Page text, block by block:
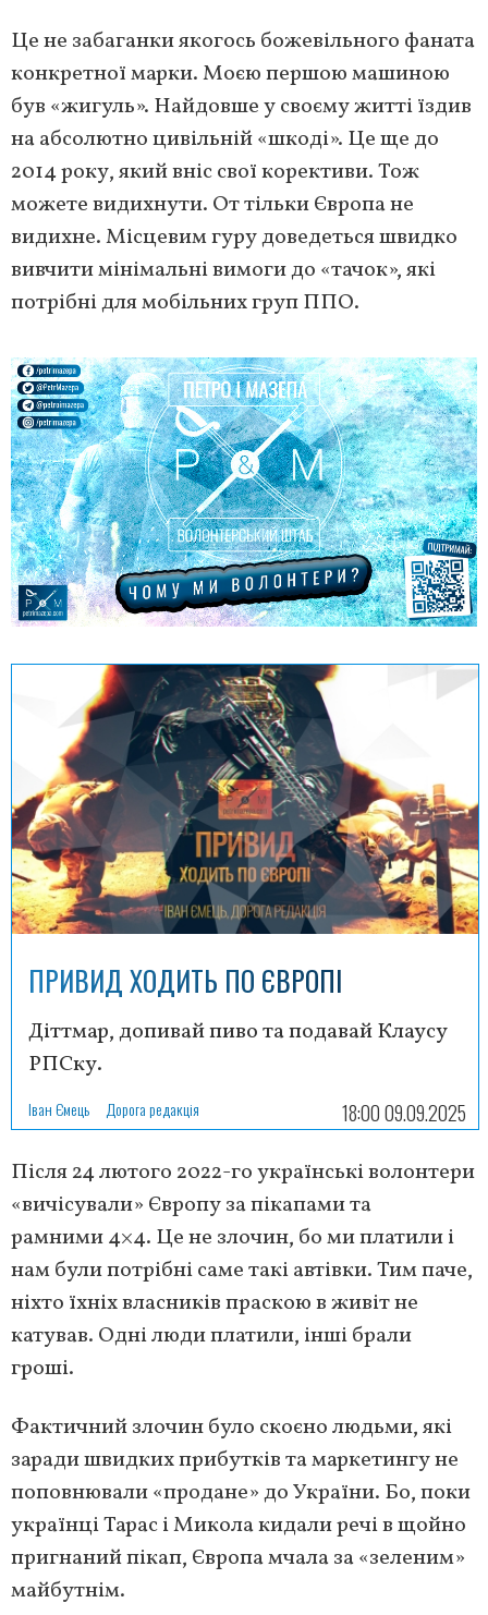
Це не забаганки якогось божевільного фаната
конкретної марки. Моєю першою машиною
був «жигуль». Найдовше у своєму житті їздив
на абсолютно цивільній «шкоді». Це ще до
2014 року, який вніс свої корективи. Тож
можете видихнути. От тільки Європа не
видихне. Місцевим гуру доведеться швидко
вивчити мінімальні вимоги до «тачок», які
потрібні для мобільних груп ППО.
ПРИВИД ХОДИТЬ ПО ЄВРОПІ
Діттмар, допивай пиво та подавай Клаусу
РПСку.
Іван Ємець Дорога редакція 18:00 09.09.2025
Після 24 лютого 2022-го українські волонтери
«вичісували» Європу за пікапами та
рамними 4×4. Це не злочин, бо ми платили і
нам були потрібні саме такі автівки. Тим паче,
ніхто їхніх власників праскою в живіт не
катував. Одні люди платили, інші брали
гроші.
Фактичний злочин було скоєно людьми, які
заради швидких прибутків та маркетингу не
поповнювали «продане» до України. Бо, поки
українці Тарас і Микола кидали речі в щойно
пригнаний пікап, Європа мчала за «зеленим»
майбутнім.